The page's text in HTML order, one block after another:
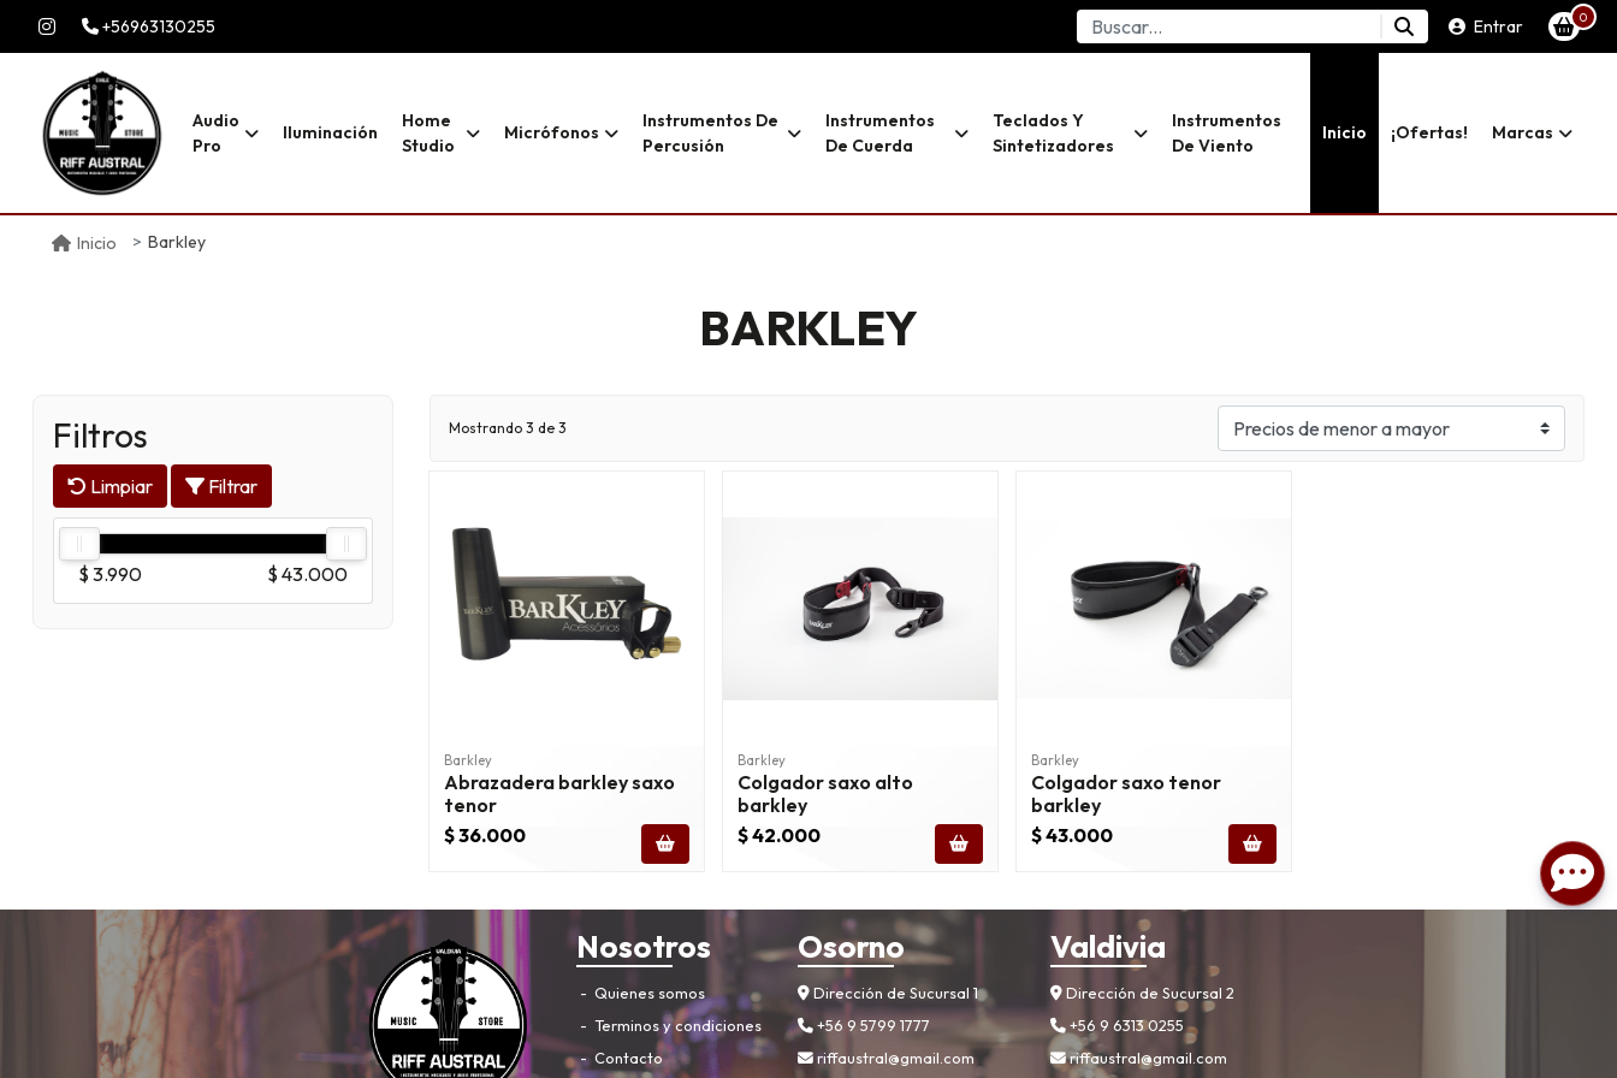
+56963130255 Entrar 0
Audio
Pro
Iluminación
Home
Studio
Micrófonos
Instrumentos De
Percusión
Instrumentos
De Cuerda
Teclados Y
Sintetizadores
Instrumentos
De Viento
Inicio ¡ofertas! Marcas
Inicio Barkley
BARKLEY
Filtros
Limpiar Filtrar
$ 3.990 $ 43.000
Mostrando 3 de 3
Barkley
Abrazadera barkley saxo
tenor
$ 36.000
Barkley
Colgador saxo alto
barkley
$ 42.000
Barkley
Colgador saxo tenor
barkley
$ 43.000
Nosotros
Quienes somos
Terminos y condiciones
Contacto
Osorno
Dirección de Sucursal 1
+56 9 5799 1777
riffaustral@gmail.com
Valdivia
Dirección de Sucursal 2
+56 9 6313 0255
riffaustral@gmail.com